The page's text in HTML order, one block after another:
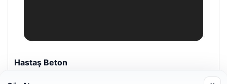
Enes Kaplan Avukatlık Bürosu